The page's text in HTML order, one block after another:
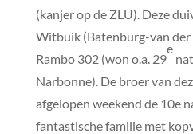
(kanjer op de ZLU). Deze
Witbuik (Batenburg-van der
Rambo 302 (won o.a. 29
e
Narbonne). De broer van
afgelopen weekend de 10e
fantastische familie met